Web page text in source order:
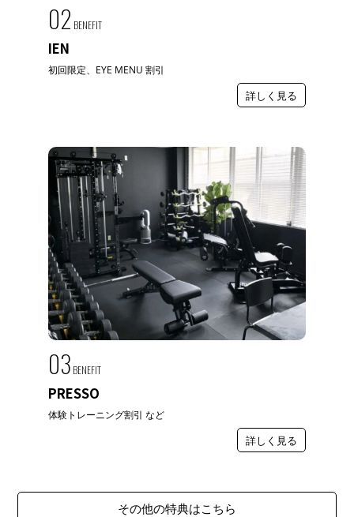
02 BENEFIT
IEN
初回限定、EYE MENU 割引
詳しく見る
03 BENEFIT
PRESSO
体験トレーニング割引 など
詳しく見る
その他の特典はこちら